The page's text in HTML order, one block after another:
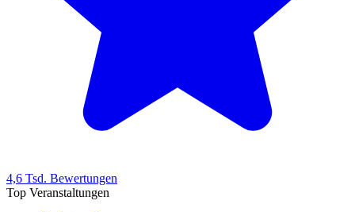
4,6 Tsd. Bewertungen
Top Veranstaltungen